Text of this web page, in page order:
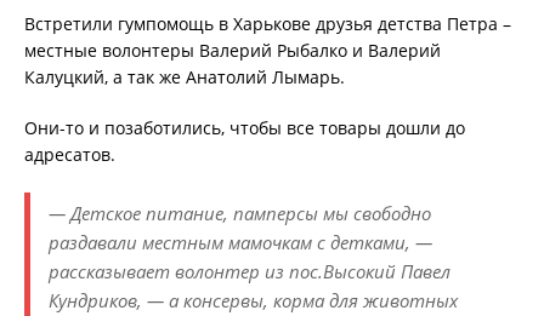
Встретили гумпомощь в Харькове друзья детства Петра –
местные волонтеры Валерий Рыбалко и Валерий
Калуцкий, а так же Анатолий Лымарь.
Они-то и позаботились, чтобы все товары дошли до
адресатов.
— Детское питание, памперсы мы свободно
раздавали местным мамочкам с детками, —
рассказывает волонтер из пос.Высокий Павел
Кундриков, — а консервы, корма для животных